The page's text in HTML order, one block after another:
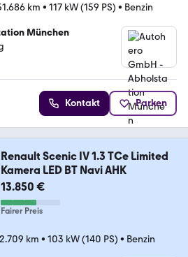
km • 117 kW (159 PS) • Benzin
München
Kontakt Parken
Renault Scenic IV 1.3 TCe Limited
Kamera LED BT Navi AHK
13.850 €
Fairer Preis
km • 103 kW (140 PS) • Benzin